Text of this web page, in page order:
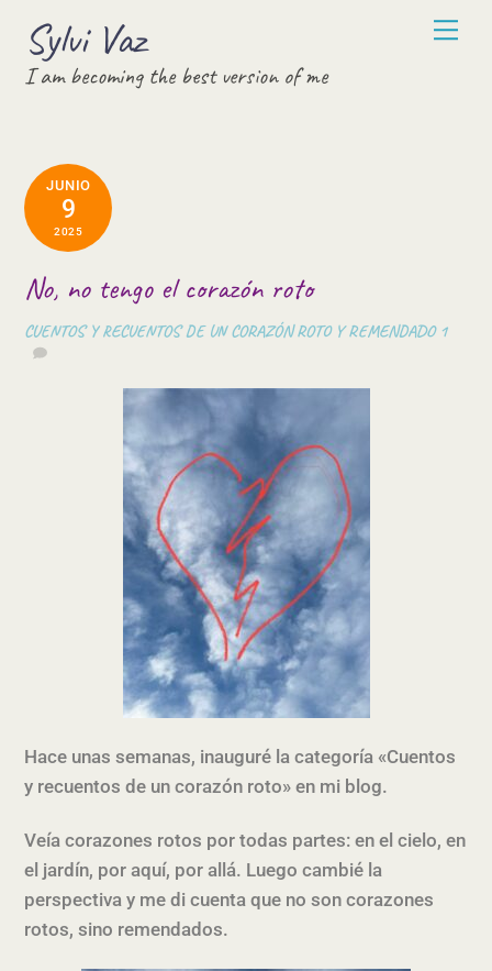
content
Sylvi Vaz
I am becoming the best version of me
JUNIO
9
2025
No, no tengo el corazón roto
CUENTOS Y RECUENTOS DE UN CORAZÓN ROTO Y REMENDADO 1
Hace unas semanas, inauguré la categoría «Cuentos
y recuentos de un corazón roto» en mi blog.
Veía corazones rotos por todas partes: en el cielo, en
el jardín, por aquí, por allá. Luego cambié la
perspectiva y me di cuenta que no son corazones
rotos, sino remendados.